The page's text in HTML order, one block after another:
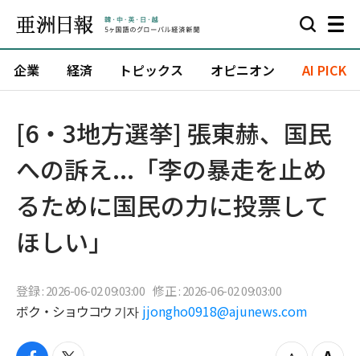
企業 経済 トピックス オピニオン AI PICK
[6・3地方選挙] 張東赫、国民
への訴え...「李の暴走を止め
るために国民の力に投票して
ほしい」
登録 : 2026-06-02 09:03:00 修正 : 2026-06-02 09:03:00
ボク・ショウコウ 기자 jjongho0918@ajunews.com